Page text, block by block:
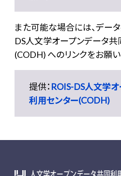
また可能な場合には、デー
DS人文学オープンデータ共
(CODH) へのリンクをお願い
提供： ROIS-DS人文学
利用センター(CODH)